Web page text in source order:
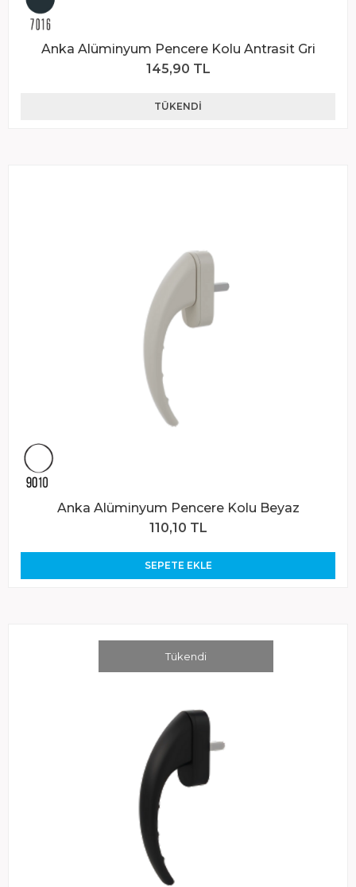
Anka Alüminyum Pencere Kolu Antrasit Gri
145,90 TL
TÜKENDI
Anka Alüminyum Pencere Kolu Beyaz
110,10 TL
SEPETE EKLE
Tükendi